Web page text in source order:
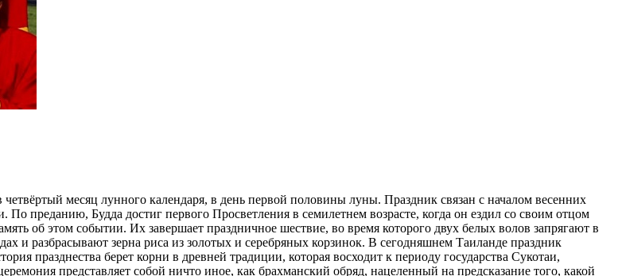
месяц лунного календаря, в день первой половины луны. Праздник связан с началом весенних
преданию, Будда достиг первого Просветления в семилетнем возрасте, когда он ездил со своим отцом
об этом событии. Их завершает праздничное шествие, во время которого двух белых волов запрягают в
и разбрасывают зерна риса из золотых и серебряных корзинок. В сегодняшнем Таиланде праздник
празднества берет корни в древней традиции, которая восходит к периоду государства Сукотаи,
представляет собой ничто иное, как брахманский обряд, нацеленный на предсказание того, какой